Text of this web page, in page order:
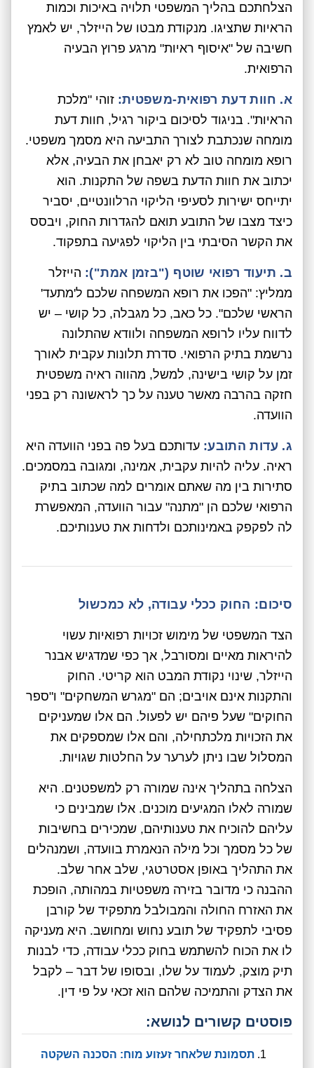
הצלחתכם בהליך המשפטי תלויה באיכות וכמות
הראיות שתציגו. מנקודת מבטו של הייזלר, יש לאמץ
חשיבה של "איסוף ראיות" מרגע פרוץ הבעיה
הרפואית.
א. חוות דעת רפואית-משפטית: זוהי "מלכת
הראיות". בניגוד לסיכום ביקור רגיל, חוות דעת
מומחה שנכתבת לצורך התביעה היא מסמך משפטי.
רופא מומחה טוב לא רק יאבחן את הבעיה, אלא
יכתוב את חוות הדעת בשפה של התקנות. הוא
יתייחס ישירות לסעיפי הליקוי הרלוונטיים, יסביר
כיצד מצבו של התובע תואם להגדרות החוק, ויבסס
את הקשר הסיבתי בין הליקוי לפגיעה בתפקוד.
ב. תיעוד רפואי שוטף ("בזמן אמת"): הייזלר
ממליץ: "הפכו את רופא המשפחה שלכם ל'מתעד'
הראשי שלכם". כל כאב, כל מגבלה, כל קושי – יש
לדווח עליו לרופא המשפחה ולוודא שהתלונה
נרשמת בתיק הרפואי. סדרת תלונות עקבית לאורך
זמן על קושי בישינה, למשל, מהווה ראיה משפטית
חזקה בהרבה מאשר טענה על כך לראשונה רק בפני
הוועדה.
ג. עדות התובע: עדותכם בעל פה בפני הוועדה היא
ראיה. עליה להיות עקבית, אמינה, ומגובה במסמכים.
סתירות בין מה שאתם אומרים למה שכתוב בתיק
הרפואי שלכם הן "מתנה" עבור הוועדה, המאפשרת
לה לפקפק באמינותכם ולדחות את טענותיכם.
סיכום: החוק ככלי עבודה, לא כמכשול
הצד המשפטי של מימוש זכויות רפואיות עשוי
להיראות מאיים ומסורבל, אך כפי שמדגיש אבנר
הייזלר, שינוי נקודת המבט הוא קריטי. החוק
והתקנות אינם אויבים; הם "מגרש המשחקים" ו"ספר
החוקים" שעל פיהם יש לפעול. הם אלו שמעניקים
את הזכויות מלכתחילה, והם אלו שמספקים את
המסלול שבו ניתן לערער על החלטות שגויות.
הצלחה בתהליך אינה שמורה רק למשפטנים. היא
שמורה לאלו המגיעים מוכנים. אלו שמבינים כי
עליהם להוכיח את טענותיהם, שמכירים בחשיבות
של כל מסמך וכל מילה הנאמרת בוועדה, ושמנהלים
את התהליך באופן אסטרטגי, שלב אחר שלב.
ההבנה כי מדובר בזירה משפטיות במהותה, הופכת
את האזרח החולה והמבולבל מתפקיד של קורבן
פסיבי לתפקיד של תובע נחוש ומחושב. היא מעניקה
לו את הכוח להשתמש בחוק ככלי עבודה, כדי לבנות
תיק מוצק, לעמוד על שלו, ובסופו של דבר – לקבל
את הצדק והתמיכה שלהם הוא זכאי על פי דין.
פוסטים קשורים לנושא:
תסמונת שלאחר זעזוע מוח: הסכנה השקטה